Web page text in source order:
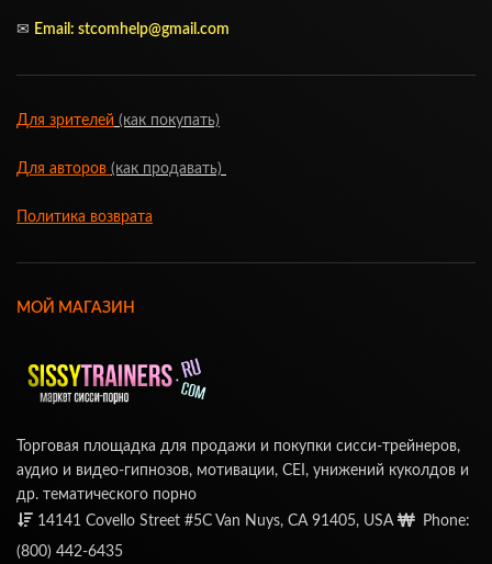
✉ Email: stcomhelp@gmail.com
Для зрителей (как покупать)
Для авторов (как продавать)
Политика возврата
МОЙ МАГАЗИН
Торговая площадка для продажи и покупки сисси-трейнеров,
аудио и видео-гипнозов, мотивации, CEI, унижений куколдов и
др. тематического порно
14141 Covello Street #5C Van Nuys, CA 91405, USA
Phone:
(800) 442-6435